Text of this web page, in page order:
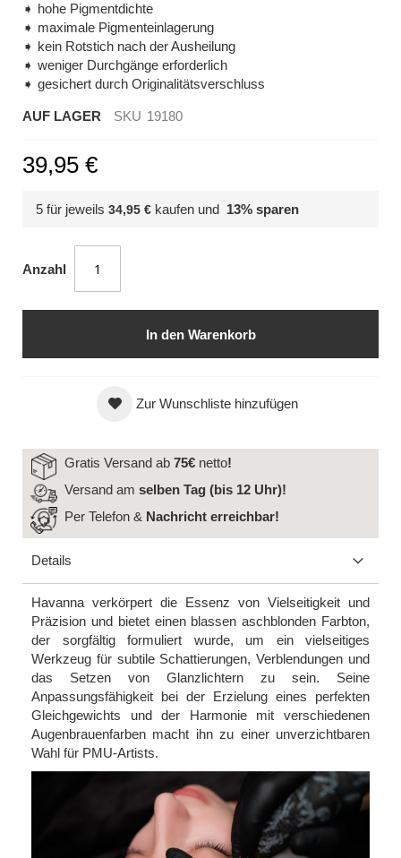
➧ hohe Pigmentdichte
➧ maximale Pigmenteinlagerung
➧ kein Rotstich nach der Ausheilung
➧ weniger Durchgänge erforderlich
➧ gesichert durch Originalitätsverschluss
AUF LAGER SKU 19180
39,95 €
5 für jeweils 34,95 € kaufen und 13% sparen
Anzahl
In den Warenkorb
Zur Wunschliste hinzufügen
Gratis Versand ab 75€ netto!
Versand am selben Tag (bis 12 Uhr)!
Per Telefon & Nachricht erreichbar!
Details
Havanna verkörpert die Essenz von Vielseitigkeit und
Präzision und bietet einen blassen aschblonden Farbton,
der sorgfältig formuliert wurde, um ein vielseitiges
Werkzeug für subtile Schattierungen, Verblendungen und
das Setzen von Glanzlichtern zu sein. Seine
Anpassungsfähigkeit bei der Erzielung eines perfekten
Gleichgewichts und der Harmonie mit verschiedenen
Augenbrauenfarben macht ihn zu einer unverzichtbaren
Wahl für PMU-Artists.